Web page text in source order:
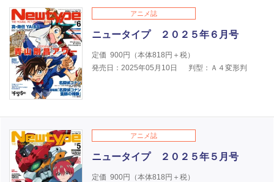
アニメ誌
ニュータイプ ２０２５年６月号
定価 900円（本体818円＋税）
発売日：2025年05月10日
判型：Ａ４変形判
アニメ誌
ニュータイプ ２０２５年５月号
定価 900円（本体818円＋税）